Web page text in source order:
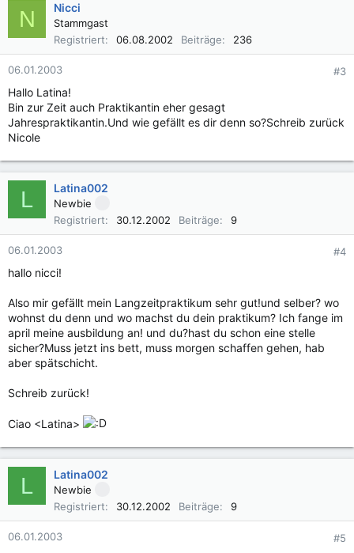
N Nicci
Stammgast
Registriert
06.08.2002 Beiträge 236
06.01.2003 #3
Hallo Latina!
Bin zur Zeit auch Praktikantin eher gesagt
Jahrespraktikantin.Und wie gefällt es dir denn so?Schreib zurück
Nicole
L Latina002
Newbie
Registriert
30.12.2002 Beiträge 9
06.01.2003 #4
hallo nicci!
Also mir gefällt mein Langzeitpraktikum sehr gut!und selber? wo
wohnst du denn und wo machst du dein praktikum? Ich fange im
april meine ausbildung an! und du?hast du schon eine stelle
sicher?Muss jetzt ins bett, muss morgen schaffen gehen, hab
aber spätschicht.
Schreib zurück!
Ciao <Latina>
L Latina002
Newbie
Registriert
30.12.2002 Beiträge 9
06.01.2003 #5